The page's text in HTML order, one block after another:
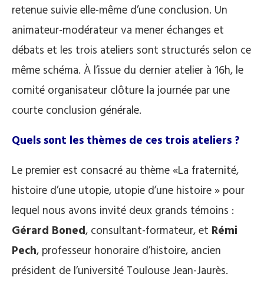
retenue suivie elle-même d’une conclusion. Un
animateur-modérateur va mener échanges et
débats et les trois ateliers sont structurés selon ce
même schéma. À l’issue du dernier atelier à 16h, le
comité organisateur clôture la journée par une
courte conclusion générale.
Quels sont les thèmes de ces trois ateliers ?
Le premier est consacré au thème «La fraternité,
histoire d’une utopie, utopie d’une histoire » pour
lequel nous avons invité deux grands témoins :
Gérard Boned, consultant-formateur, et Rémi
Pech, professeur honoraire d’histoire, ancien
président de l’université Toulouse Jean-Jaurès.